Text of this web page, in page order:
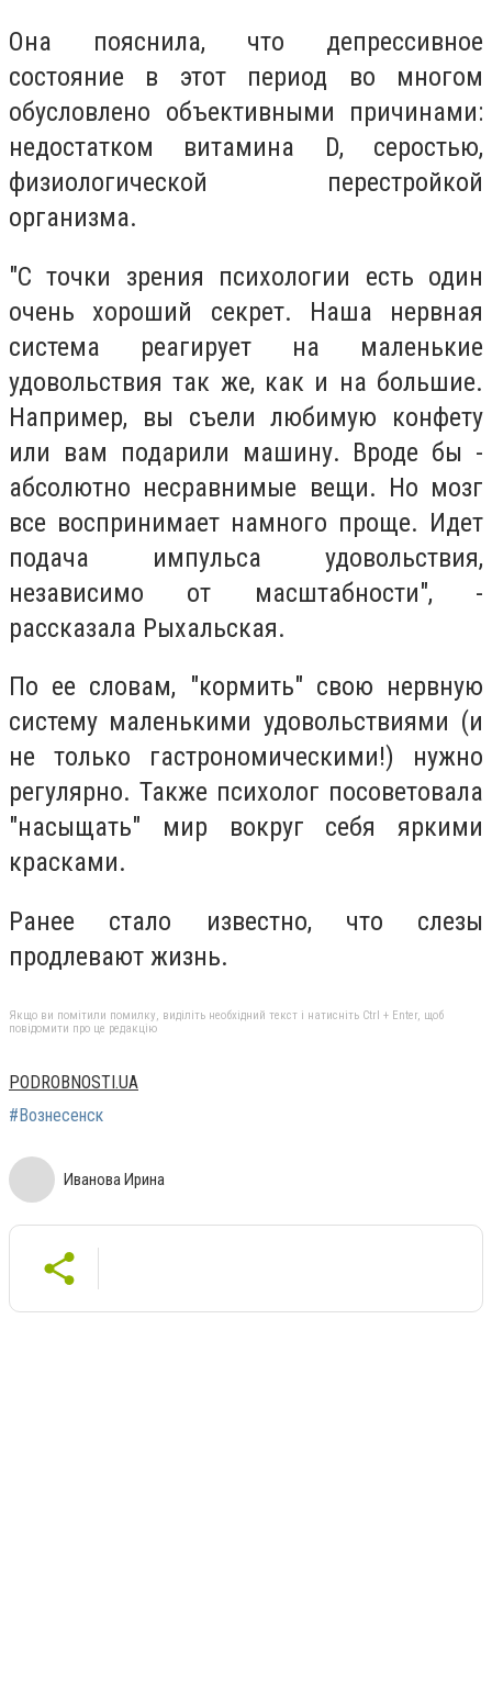
Она пояснила, что депрессивное
состояние в этот период во многом
обусловлено объективными причинами:
недостатком витамина D, серостью,
физиологической перестройкой
организма.
"С точки зрения психологии есть один
очень хороший секрет. Наша нервная
система реагирует на маленькие
удовольствия так же, как и на большие.
Например, вы съели любимую конфету
или вам подарили машину. Вроде бы -
абсолютно несравнимые вещи. Но мозг
все воспринимает намного проще. Идет
подача импульса удовольствия,
независимо от масштабности", -
рассказала Рыхальская.
По ее словам, "кормить" свою нервную
систему маленькими удовольствиями (и
не только гастрономическими!) нужно
регулярно. Также психолог посоветовала
"насыщать" мир вокруг себя яркими
красками.
Ранее стало известно, что слезы
продлевают жизнь.
Якщо ви помітили помилку, виділіть необхідний текст і натисніть Ctrl + Enter, щоб
повідомити про це редакцію
PODROBNOSTI.UA
#Вознесенск
Иванова Ирина